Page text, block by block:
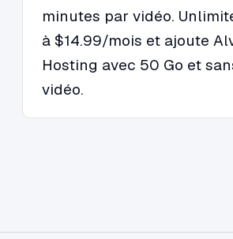
minutes par vidéo.
à $14.99/mois et ajoute
Hosting avec 50 Go et
vidéo.